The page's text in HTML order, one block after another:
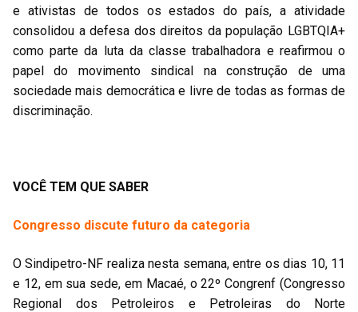
e ativistas de todos os estados do país, a atividade
consolidou a defesa dos direitos da população LGBTQIA+
como parte da luta da classe trabalhadora e reafirmou o
papel do movimento sindical na construção de uma
sociedade mais democrática e livre de todas as formas de
discriminação.
VOCÊ TEM QUE SABER
Congresso discute futuro da categoria
O Sindipetro-NF realiza nesta semana, entre os dias 10, 11
e 12, em sua sede, em Macaé, o 22º Congrenf (Congresso
Regional dos Petroleiros e Petroleiras do Norte